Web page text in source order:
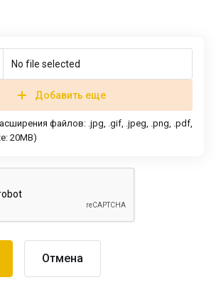
No file selected
Добавить еще
файлов: .jpg, .gif, .jpeg, .png, .pdf,
20MB)
Отмена